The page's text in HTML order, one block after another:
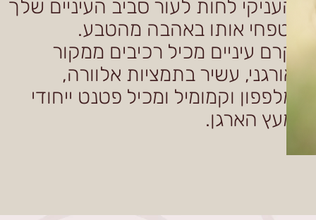
העניקי לחות לעור סביב העיניים שלך
וטפחי אותו באהבה מהטבע.
קרם עיניים מכיל רכיבים ממקור
אורגני, עשיר בתמציות אלוורה,
מלפפון וקמומיל ומכיל פטנט ייחודי
מעץ הארגן.